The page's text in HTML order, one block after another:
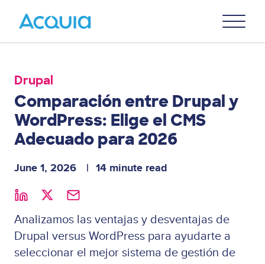
Menu
Drupal
Comparación entre Drupal y
WordPress: Elige el CMS
Adecuado para 2026
June 1, 2026 14 minute read
Analizamos las ventajas y desventajas de
Drupal versus WordPress para ayudarte a
seleccionar el mejor sistema de gestión de